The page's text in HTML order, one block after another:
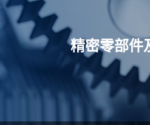
精密零部件